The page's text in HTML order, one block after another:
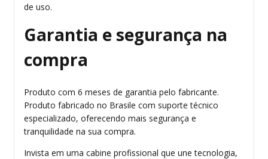
de uso.
Garantia e segurança na
compra
Produto com 6 meses de garantia pelo fabricante.
Produto fabricado no Brasile com suporte técnico
especializado, oferecendo mais segurança e
tranquilidade na sua compra.
Invista em uma cabine profissional que une tecnologia,